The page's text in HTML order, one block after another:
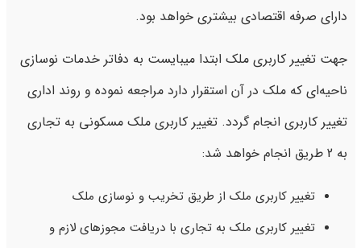
دارای صرفه اقتصادی بیشتری خواهد بود.
جهت تغییر کاربری ملک ابتدا میبایست به دفاتر خدمات نوسازی
ناحیه‌ای که ملک در آن استقرار دارد مراجعه نموده و روند اداری
تغییر کاربری انجام گردد. تغییر کاربری ملک مسکونی به تجاری
به 2 طریق انجام خواهد شد:
تغییر کاربری ملک از طریق تخریب و نوسازی ملک
تغییر کاربری ملک به تجاری با دریافت مجوزهای لازم و